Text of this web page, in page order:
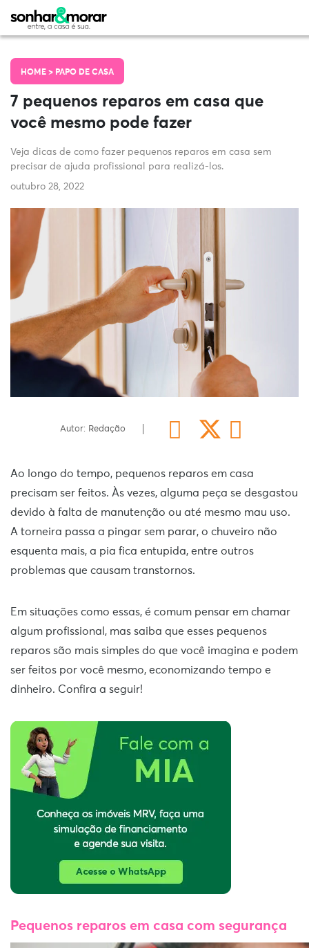
HOME > PAPO DE CASA
7 pequenos reparos em casa que
você mesmo pode fazer
Veja dicas de como fazer pequenos reparos em casa sem
precisar de ajuda profissional para realizá-los.
outubro 28, 2022
Autor: Redação
Ao longo do tempo, pequenos reparos em casa
precisam ser feitos. Às vezes, alguma peça se desgastou
devido à falta de manutenção ou até mesmo mau uso.
A torneira passa a pingar sem parar, o chuveiro não
esquenta mais, a pia fica entupida, entre outros
problemas que causam transtornos.
Em situações como essas, é comum pensar em chamar
algum profissional, mas saiba que esses pequenos
reparos são mais simples do que você imagina e podem
ser feitos por você mesmo, economizando tempo e
dinheiro. Confira a seguir!
Pequenos reparos em casa com segurança